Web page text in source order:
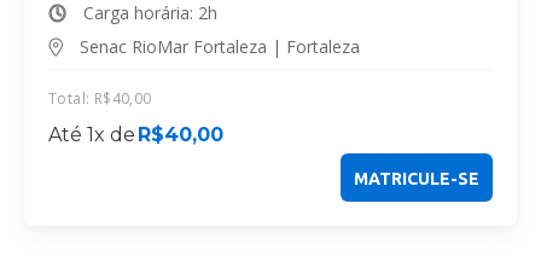
Carga horária: 2h
Senac RioMar Fortaleza | Fortaleza
Total: R$40,00
Até 1x de R$40,00
MATRICULE-SE